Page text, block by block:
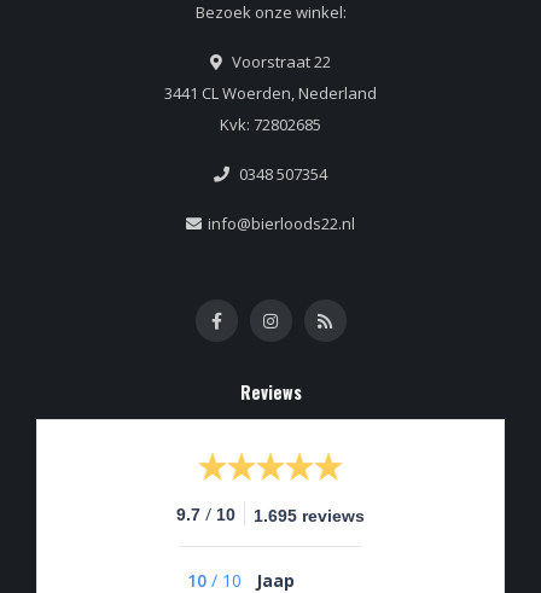
Bezoek onze winkel:
Voorstraat 22
3441 CL Woerden, Nederland
Kvk: 72802685
0348 507354
info@bierloods22.nl
Reviews
9.7 / 10 1.695 reviews
10 / 10
Jaap